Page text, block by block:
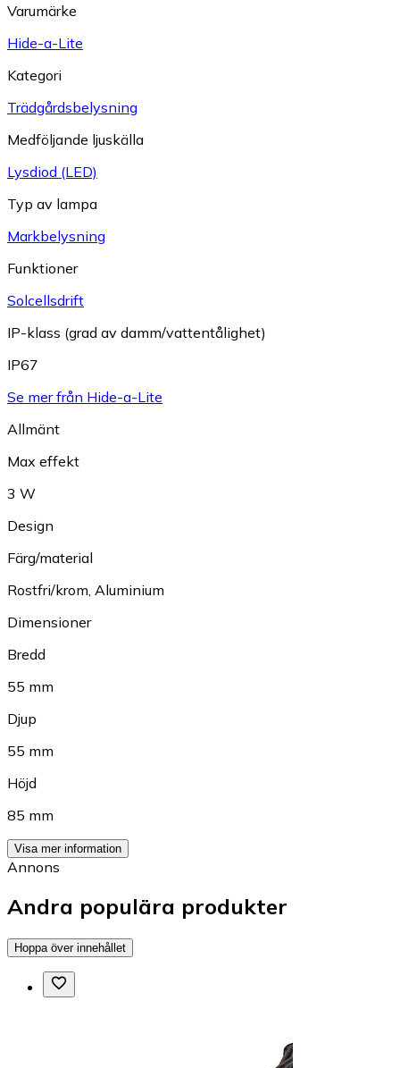
Varumärke
Hide-a-Lite
Kategori
Trädgårdsbelysning
Medföljande ljuskälla
Lysdiod (LED)
Typ av lampa
Markbelysning
Funktioner
Solcellsdrift
IP-klass (grad av damm/vattentålighet)
IP67
Se mer från Hide-a-Lite
Allmänt
Max effekt
3 W
Design
Färg/material
Rostfri/krom Aluminium
Dimensioner
Bredd
55 mm
Djup
55 mm
Höjd
85 mm
Visa mer information
Annons
Andra populära produkter
Hoppa över innehållet